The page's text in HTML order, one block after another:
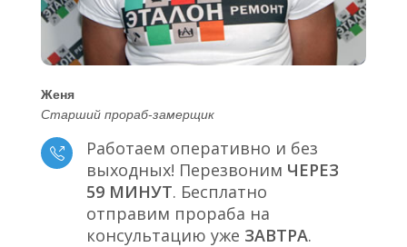
Женя
Старший прораб-замерщик
Работаем оперативно и без
выходных! Перезвоним ЧЕРЕЗ
59 МИНУТ. Бесплатно
отправим прораба на
консультацию уже ЗАВТРА.